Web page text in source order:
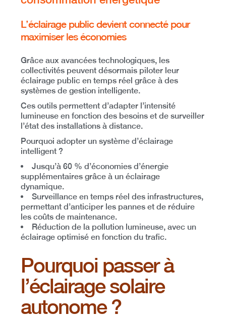
L’éclairage public devient connecté pour
maximiser les économies
Grâce aux avancées technologiques, les
collectivités peuvent désormais piloter leur
éclairage public en temps réel grâce à des
systèmes de gestion intelligente.
Ces outils permettent d’adapter l’intensité
lumineuse en fonction des besoins et de surveiller
l’état des installations à distance.
Pourquoi adopter un système d’éclairage
intelligent ?
Jusqu’à 60 % d’économies d’énergie
supplémentaires grâce à un éclairage
dynamique.
Surveillance en temps réel des infrastructures,
permettant d’anticiper les pannes et de réduire
les coûts de maintenance.
Réduction de la pollution lumineuse, avec un
éclairage optimisé en fonction du trafic.
Pourquoi passer à
l’éclairage solaire
autonome ?